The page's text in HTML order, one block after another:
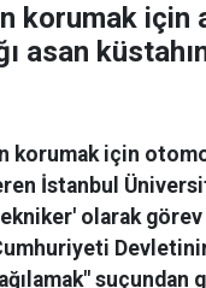
korumak için
asan
korumak için
İstanbul
olarak görev
suçundan